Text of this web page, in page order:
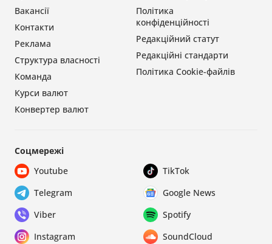
Політика
конфіденційності
Редакційний статут
Редакційні стандарти
Політика Cookie-файлів
Вакансії
Контакти
Реклама
Структура власності
Команда
Курси валют
Конвертер валют
Соцмережі
Youtube
TikTok
Telegram
Google News
Viber
Spotify
Instagram
SoundCloud